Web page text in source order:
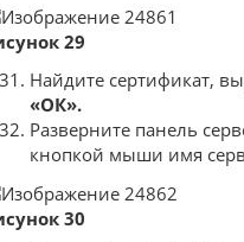
29
Найдите сертификат,
«ОК».
Разверните панель
кнопкой мыши имя
30